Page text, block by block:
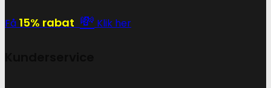
Få 15% rabat 💸 Klik her